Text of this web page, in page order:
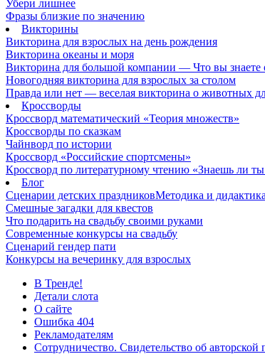
Убери лишнее
Фразы близкие по значению
Викторины
Викторина для взрослых на день рождения
Викторина океаны и моря
Викторина для большой компании — Что вы знаете
Новогодняя викторина для взрослых за столом
Правда или нет — веселая викторина о животных
Кроссворды
Кроссворд математический «Теория множеств»
Кроссворды по сказкам
Чайнворд по истории
Кроссворд «Российские спортсмены»
Кроссворд по литературному чтению «Знаешь ли ты
Блог
Сценарии детских праздниковМетодика и дидактика
Смешные загадки для квестов
Что подарить на свадьбу своими руками
Современные конкурсы на свадьбу
Сценарий гендер пати
Конкурсы на вечеринку для взрослых
В Тренде!
Детали слота
О сайте
Ошибка 404
Рекламодателям
Сотрудничество. Свидетельство об авторской